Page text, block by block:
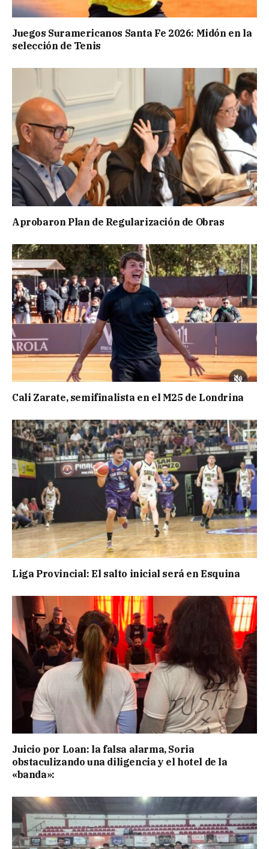
Juegos Suramericanos Santa Fe 2026: Midón en la
selección de Tenis
Aprobaron Plan de Regularización de Obras
Cali Zarate, semifinalista en el M25 de Londrina
Liga Provincial: El salto inicial será en Esquina
Juicio por Loan: la falsa alarma, Soria
obstaculizando una diligencia y el hotel de la
«banda»: